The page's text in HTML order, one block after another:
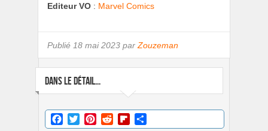
Editeur VO : Marvel Comics
Publié 18 mai 2023 par Zouzeman
DANS LE DÉTAIL...
Facebook
TwitterPinterestRedditFlipboard